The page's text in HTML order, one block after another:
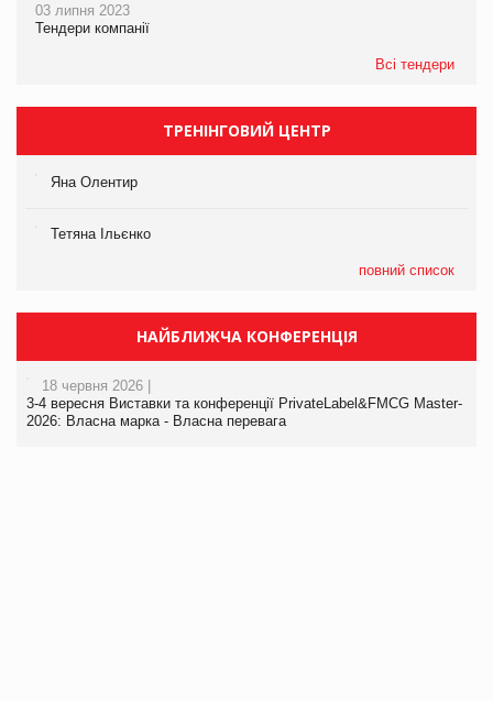
03 липня 2023
Тендери компанії
Всі тендери
ТРЕНІНГОВИЙ ЦЕНТР
Яна Олентир
Тетяна Ільєнко
повний список
НАЙБЛИЖЧА КОНФЕРЕНЦІЯ
18 червня 2026 |
3-4 вересня Виставки та конференції PrivateLabel&FMCG Master-
2026: Власна марка - Власна перевага